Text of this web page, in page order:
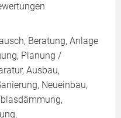
Beratung, Anlage
Planung /
Ausbau,
Neueinbau,